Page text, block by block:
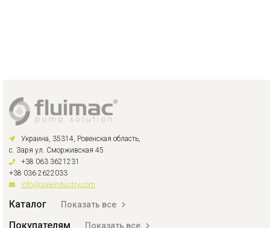
Украина, 35314, Ровенская область,
с. Заря ул. Сморживская 45
+38 063 3621231
+38 036 2622033
info@saleindustry.com
Каталог Показать все
Покупателям Показать все